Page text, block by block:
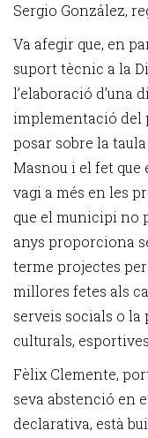
Sergio González,
Va afegir que, en
suport tècnic a la
l’elaboració d’una
implementació del
posar sobre la
Masnou i el fet que
vagi a més en les
que el municipi no
anys proporciona
terme projectes per
millores fetes als
serveis socials o la
culturals,
Fèlix Clemente,
seva abstenció en
declarativa, està